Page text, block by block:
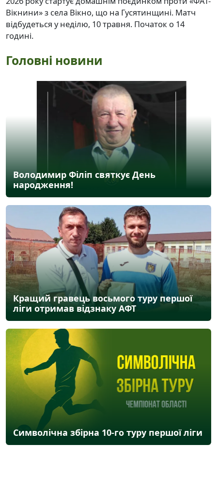
Вікнини» з села Вікно, що на Гусятинщині. Матч
відбудеться у неділю, 10 травня. Початок о 14
годині.
Головні новини
Володимир Філіп святкує День
народження!
Кращий гравець восьмого туру першої
ліги отримав відзнаку АФТ
Символічна збірна 10-го туру першої ліги